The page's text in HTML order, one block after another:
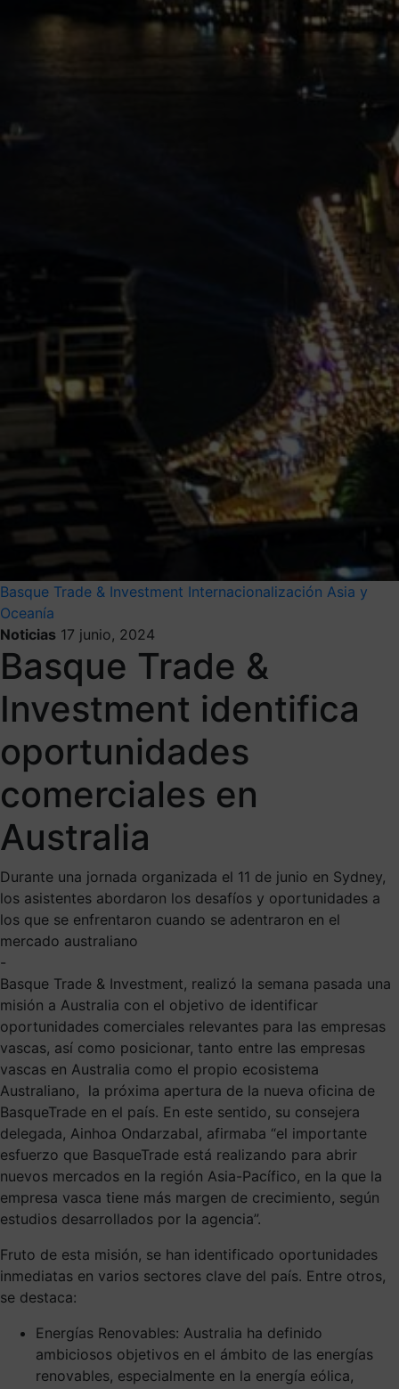
Basque Trade & Investment Internacionalización Asia y
Oceanía
Noticias 17 junio, 2024
Basque Trade &
Investment identifica
oportunidades
comerciales en
Australia
Durante una jornada organizada el 11 de junio en Sydney,
los asistentes abordaron los desafíos y oportunidades a
los que se enfrentaron cuando se adentraron en el
mercado australiano
-
Basque Trade & Investment, realizó la semana pasada una
misión a Australia con el objetivo de identificar
oportunidades comerciales relevantes para las empresas
vascas, así como posicionar, tanto entre las empresas
vascas en Australia como el propio ecosistema
Australiano, la próxima apertura de la nueva oficina de
BasqueTrade en el país. En este sentido, su consejera
delegada, Ainhoa Ondarzabal, afirmaba “el importante
esfuerzo que BasqueTrade está realizando para abrir
nuevos mercados en la región Asia-Pacífico, en la que la
empresa vasca tiene más margen de crecimiento, según
estudios desarrollados por la agencia”.
Fruto de esta misión, se han identificado oportunidades
inmediatas en varios sectores clave del país. Entre otros,
se destaca:
Energías Renovables: Australia ha definido
ambiciosos objetivos en el ámbito de las energías
renovables, especialmente en la energía eólica,